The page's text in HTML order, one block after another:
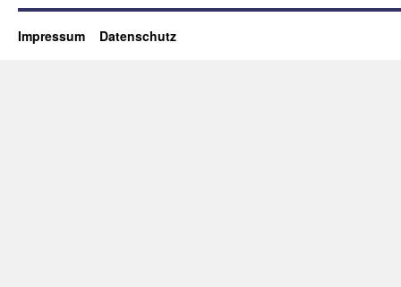
Impressum Datenschutz